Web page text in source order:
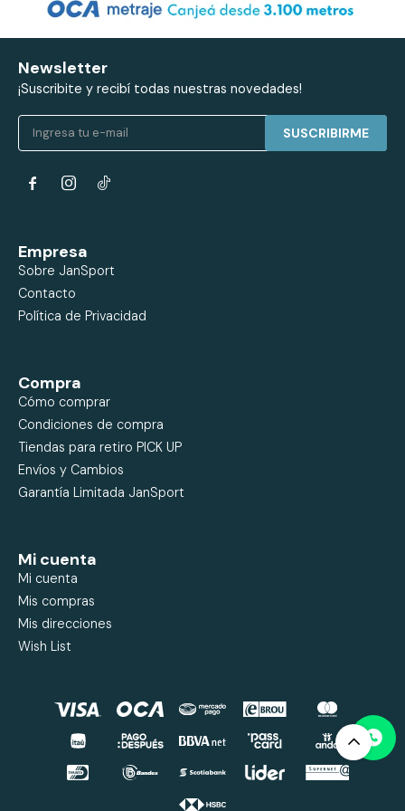
Newsletter
¡Suscribite y recibí todas nuestras novedades!
SUSCRIBIRME
 
Empresa
Sobre JanSport
Contacto
Política de Privacidad
Compra
Cómo comprar
Condiciones de compra
Tiendas para retiro PICK UP
Envíos y Cambios
Garantía Limitada JanSport
Mi cuenta
Mi cuenta
Mis compras
Mis direcciones
Wish List